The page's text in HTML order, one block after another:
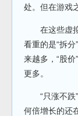
处。但在游戏
在这些虚拟
看重的是“拆
来越多，“股
更多。
“只涨不跌”
何倍增长的还